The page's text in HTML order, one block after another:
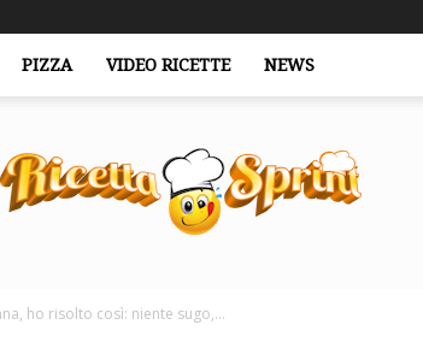
PIZZA VIDEO RICETTE NEWS
ho risolto così: niente sugo,...